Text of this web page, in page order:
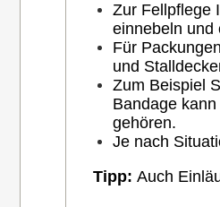
Zur Fellpflege
einnebeln und
Für
und
Zum Beispiel
Bandage
gehören.
Je nach
Tipp: Auch